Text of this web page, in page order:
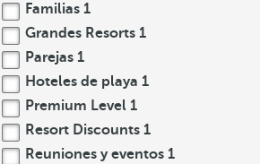
Familias 1
Grandes Resorts 1
Parejas 1
Hoteles de playa 1
Premium Level 1
Resort Discounts 1
Reuniones y eventos 1